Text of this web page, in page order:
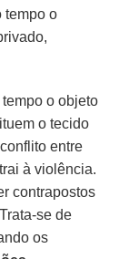
tempo o
o objeto
o tecido
entre
à violência.
contrapostos
se de
os